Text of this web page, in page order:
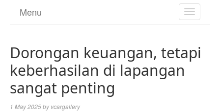
TOGGLE
Menu
Dorongan keuangan, tetapi
keberhasilan di lapangan
sangat penting
1 May 2025by vcargallery